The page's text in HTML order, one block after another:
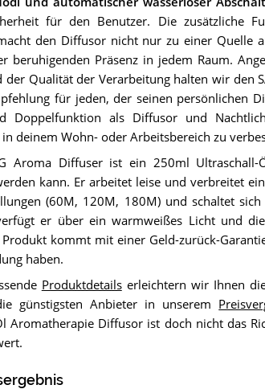
für den Benutzer. Die zusätzliche
den Diffusor nicht nur zu einer Quelle
beruhigenden Präsenz in jedem Raum.
der Qualität der Verarbeitung halten wir den
für jeden, der seinen persönlichen
Doppelfunktion als Diffusor und
deinem Wohn- oder Arbeitsbereich zu
Aroma Diffuser ist ein 250ml
kann. Er arbeitet leise und verbreitet
(60M, 120M, 180M) und schaltet
er über ein warmweißes Licht und
kommt mit einer Geld-zurück-
haben.
Produktdetailserleichtern wir Ihnen
günstigsten Anbieter in unserem
Aromatherapie Diffusor ist doch nicht das